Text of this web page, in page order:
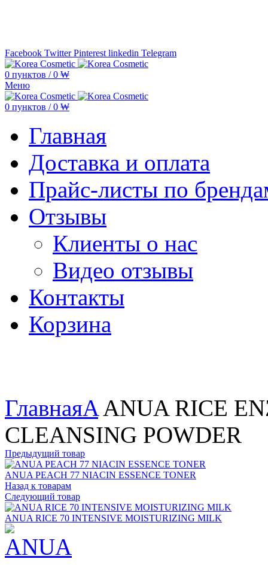
Facebook Twitter Pinterest linkedin Telegram
0 пунктов / 0 ₩
Меню
0 пунктов / 0 ₩
Главная
Доставка и оплата
Прайс-листы по
Отзывы
Клиенты о нас
Видео отзывы
Контакты
Корзина
ГлавнаяAANUA RICE
CLEANSING POWDER
Предыдущий товар
ANUA PEACH 77 NIACIN ESSENCE TONER
Назад к товарам
Следующий товар
ANUA RICE 70 INTENSIVE MOISTURIZING MILK